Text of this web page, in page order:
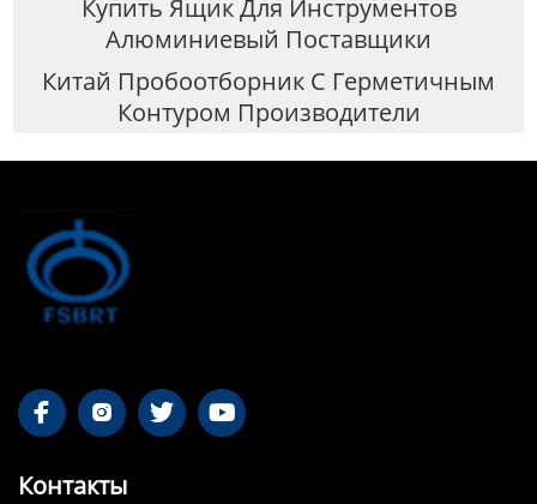
Купить Ящик Для Инструментов
Алюминиевый Поставщики
Китай Пробоотборник С Герметичным
Контуром Производители
   
Контакты